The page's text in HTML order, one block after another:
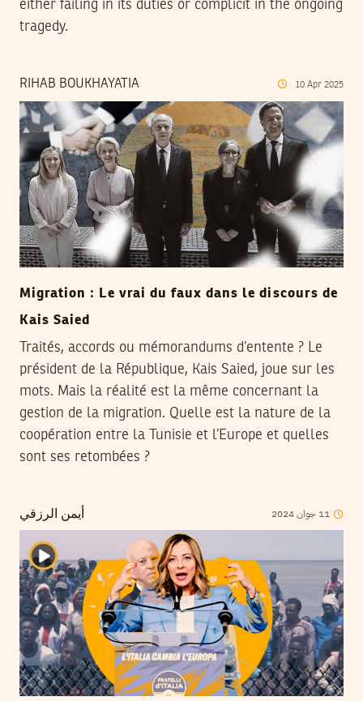
either failing in its duties or complicit in the ongoing
tragedy.
RIHAB BOUKHAYATIA 10 Apr 2025
Migration : Le vrai du faux dans le discours de
Kais Saied
Traités, accords ou mémorandums d’entente ? Le
président de la République, Kais Saied, joue sur les
mots. Mais la réalité est la même concernant la
gestion de la migration. Quelle est la nature de la
coopération entre la Tunisie et l’Europe et quelles
sont ses retombées ?
أيمن الرزقي 11 جوان2024